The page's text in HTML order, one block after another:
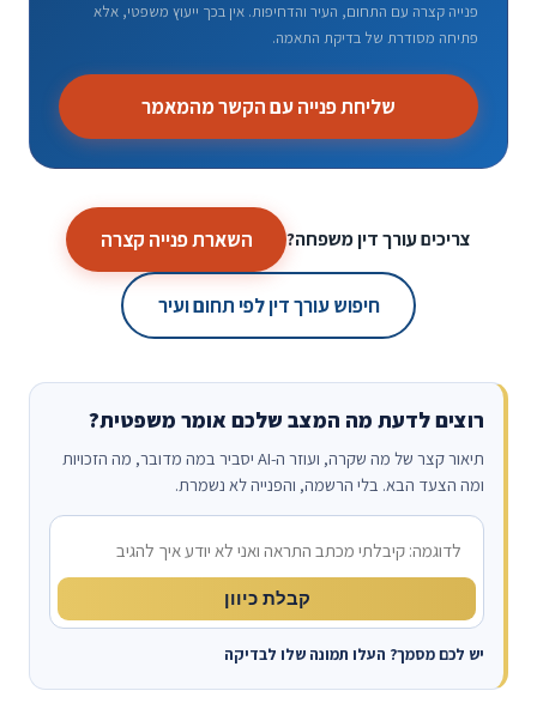
פנייה קצרה עם התחום, העיר והדחיפות. אין בכך ייעוץ משפטי, אלא
פתיחה מסודרת של בדיקת התאמה.
שליחת פנייה עם הקשר מהמאמר
צריכים עורך דין משפחה? השארת פנייה קצרה
חיפוש עורך דין לפי תחום ועיר
רוצים לדעת מה המצב שלכם אומר משפטית?
תיאור קצר של מה שקרה, ועוזר ה-AI יסביר במה מדובר, מה הזכויות
ומה הצעד הבא. בלי הרשמה, והפנייה לא נשמרת.
מה קרה?
קבלת כיוון
יש לכם מסמך? העלו תמונה שלו לבדיקה